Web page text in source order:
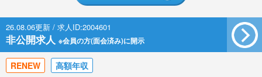
26.08.06更新 / 求人ID:2004601
非公開求人 ※会員の方(面会済み)に開示
RENEW 高額年収